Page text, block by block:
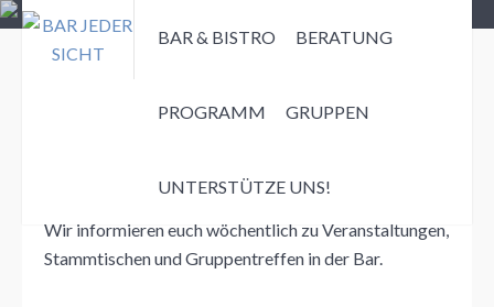
BAR & BISTRO BERATUNG
PROGRAMM GRUPPEN
UNTERSTÜTZE UNS!
Wir informieren euch wöchentlich zu Veranstaltungen,
Stammtischen und Gruppentreffen in der Bar.